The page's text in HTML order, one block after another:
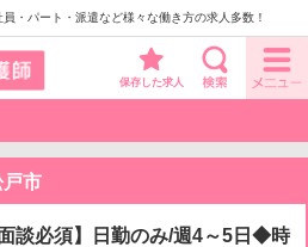
・パート・派遣など様々な働き方の求人多数！
保存した求人
市
談必須】日勤のみ/週4～5日◆時